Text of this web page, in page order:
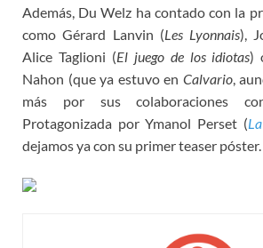
Además, Du Welz ha contado con la
como Gérard Lanvin (Les Lyonnais),
Alice Taglioni (El juego de los idiotas)
Nahon (que ya estuvo en Calvario,
más por sus colaboraciones
Protagonizada por Ymanol Perset (
dejamos ya con su primer teaser póster.